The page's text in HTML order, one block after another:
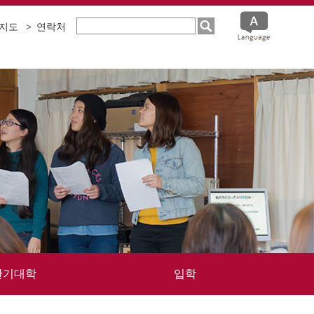
도 연락처
기대학 입학